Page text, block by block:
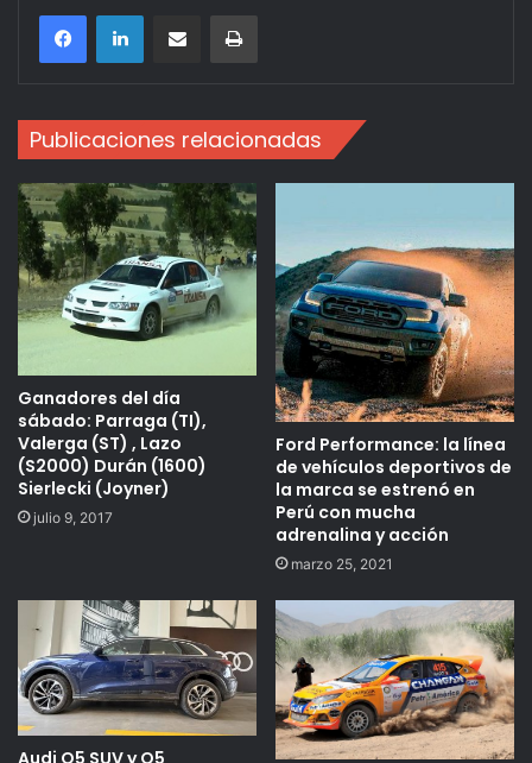
Compartir por correo electrónicoImprimir
Publicaciones relacionadas
Ganadores del día
sábado: Parraga (TI),
Valerga (ST) , Lazo
(S2000) Durán (1600)
Sierlecki (Joyner)
julio 9, 2017
Ford Performance: la línea
de vehículos deportivos de
la marca se estrenó en
Perú con mucha
adrenalina y acción
marzo 25, 2021
Audi Q5 SUV y Q5